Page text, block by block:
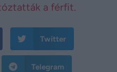
a férfit.
Twitter
Telegram